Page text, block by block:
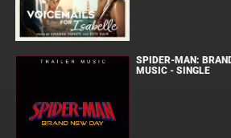
SPIDER-MAN:
MUSIC - SINGLE